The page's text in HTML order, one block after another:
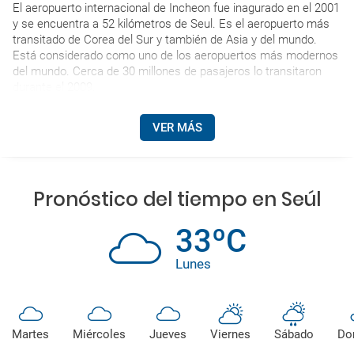
El aeropuerto internacional de Incheon fue inagurado en el 2001
y se encuentra a 52 kilómetros de Seul. Es el aeropuerto más
transitado de Corea del Sur y también de Asia y del mundo.
Está considerado como uno de los aeropuertos más modernos
del mundo. Cerca de 30 millones de pasajeros lo transitaron
VER MÁS
Pronóstico del tiempo en Seúl
33ºC
Lunes
Martes
Miércoles
Jueves
Viernes
Sábado